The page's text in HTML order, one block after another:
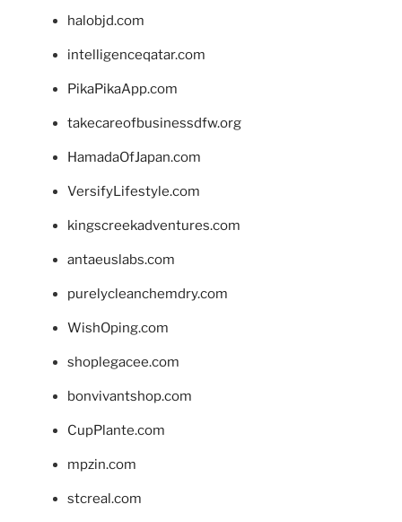
halobjd.com
intelligenceqatar.com
PikaPikaApp.com
takecareofbusinessdfw.org
HamadaOfJapan.com
VersifyLifestyle.com
kingscreekadventures.com
antaeuslabs.com
purelycleanchemdry.com
WishOping.com
shoplegacee.com
bonvivantshop.com
CupPlante.com
mpzin.com
stcreal.com